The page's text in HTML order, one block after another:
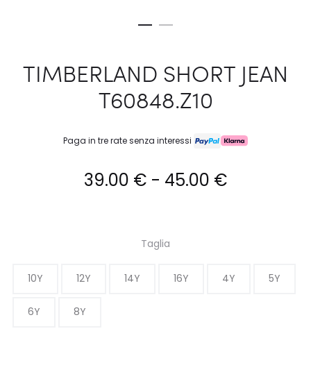
TIMBERLAND SHORT JEAN
T60848.Z10
Paga in tre rate senza interessi
39.00 € - 45.00 €Fascia
da
Taglia
10Y 12Y 14Y 16Y 4Y 5Y
6Y 8Y